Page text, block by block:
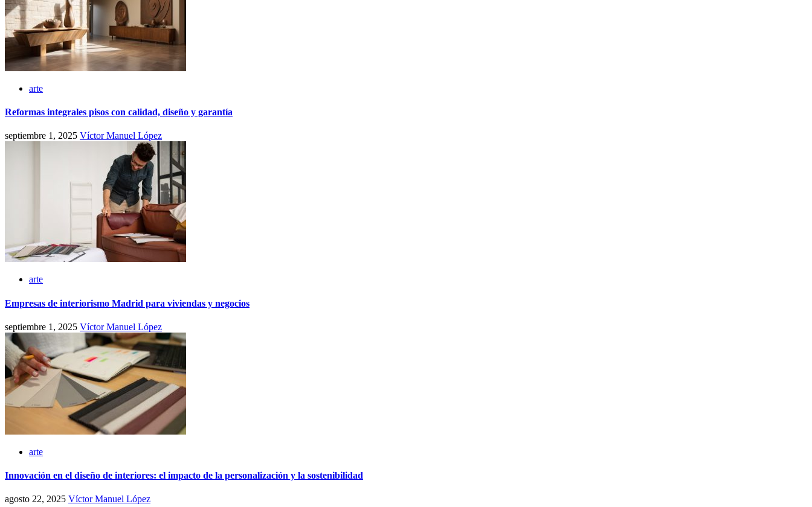
arte
Reformas integrales pisos con calidad, diseño y garantía
septiembre 1, 2025 Víctor Manuel López
arte
Empresas de interiorismo Madrid para viviendas y negocios
septiembre 1, 2025 Víctor Manuel López
arte
Innovación en el diseño de interiores: el impacto de la personalización y la sostenibilidad
agosto 22, 2025 Víctor Manuel López